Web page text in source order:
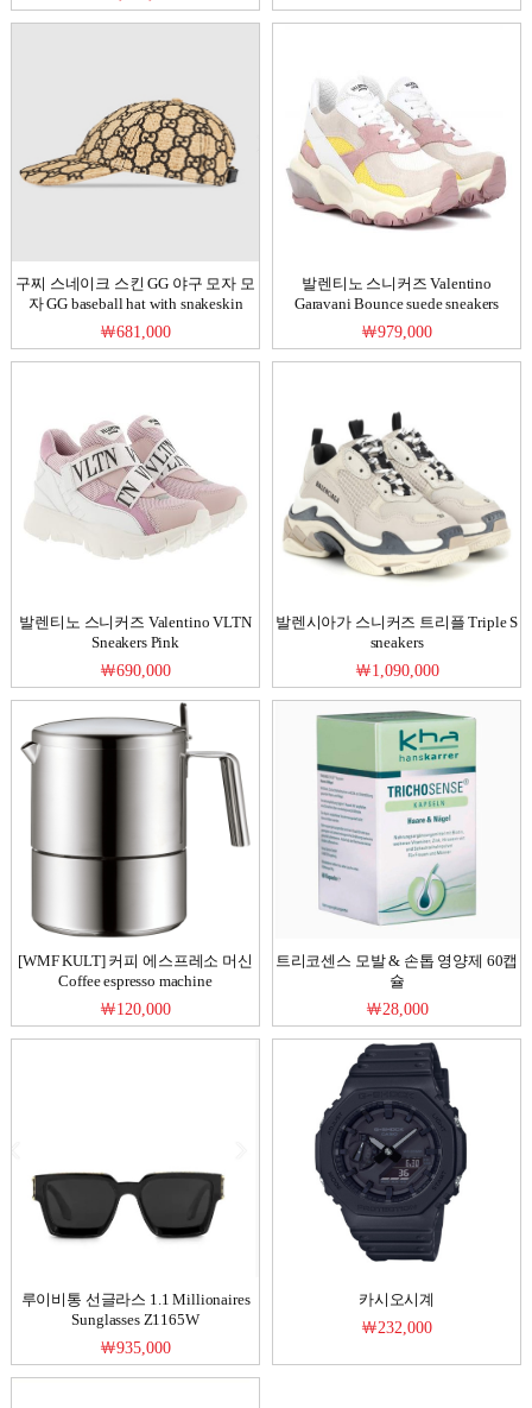
구찌 스네이크 스킨 GG 야구 모자 모
자 GG baseball hat with snakeskin
￦681,000
발렌티노 스니커즈 Valentino
Garavani Bounce suede sneakers
￦979,000
발렌티노 스니커즈 Valentino VLTN
Sneakers Pink
￦690,000
발렌시아가 스니커즈 트리플 Triple S
sneakers
￦1,090,000
[WMF KULT] 커피 에스프레소 머신
Coffee espresso machine
￦120,000
트리코센스 모발 & 손톱 영양제 60캡
슐
￦28,000
루이비통 선글라스 1.1 Millionaires
Sunglasses Z1165W
￦935,000
카시오시계
￦232,000